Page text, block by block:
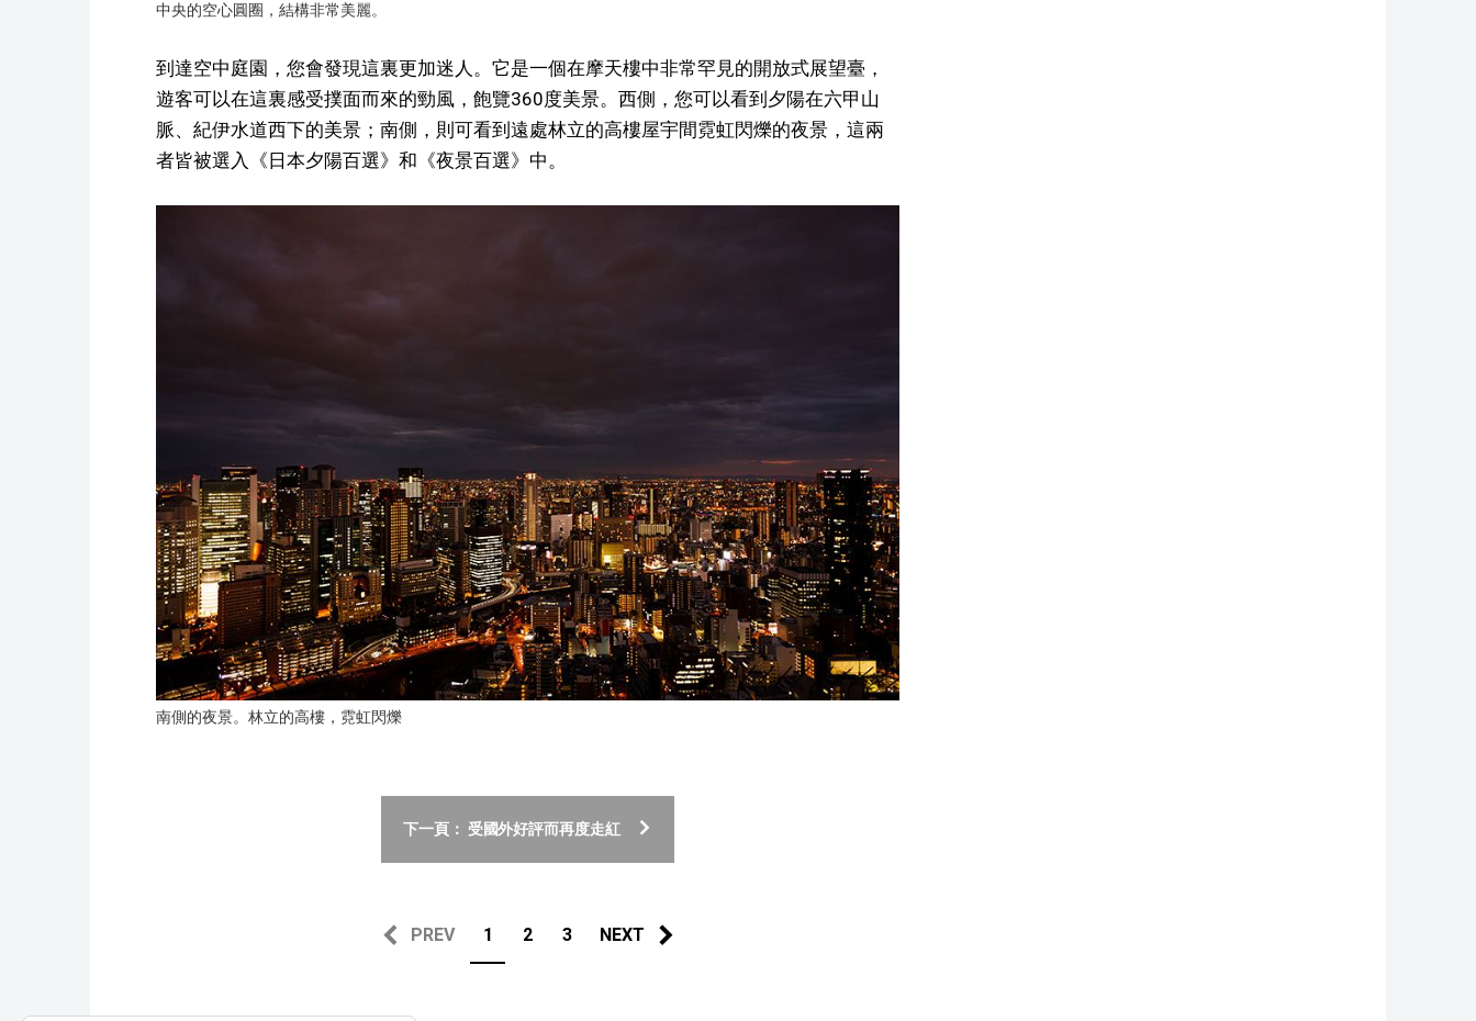
中央的空心圓圈，結構非常美麗。
到達空中庭園，您會發現這裏更加迷人。它是一個在摩天樓中非常罕見的開放式展望臺，
遊客可以在這裏感受撲面而來的勁風，飽覽360度美景。西側，您可以看到夕陽在六甲山
脈、紀伊水道西下的美景；南側，則可看到遠處林立的高樓屋宇間霓虹閃爍的夜景，這兩
者皆被選入《日本夕陽百選》和《夜景百選》中。
南側的夜景。林立的高樓，霓虹閃爍
下一頁： 受國外好評而再度走紅
PREV 1 2 3 NEXT